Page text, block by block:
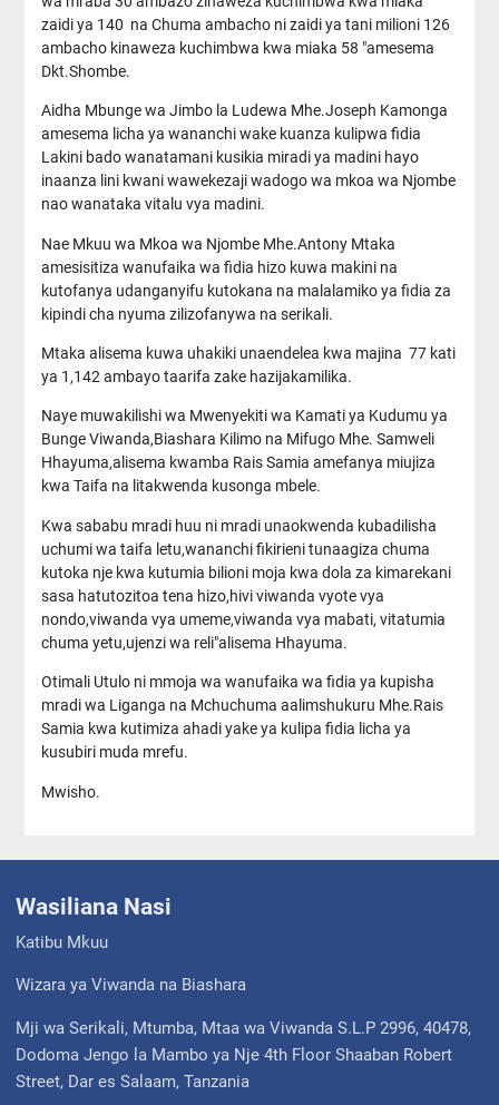
zaidi ya 140 na Chuma ambacho ni zaidi ya tani milioni 126
ambacho kinaweza kuchimbwa kwa miaka 58 "amesema
Dkt.Shombe.
Aidha Mbunge wa Jimbo la Ludewa Mhe.Joseph Kamonga
amesema licha ya wananchi wake kuanza kulipwa fidia
Lakini bado wanatamani kusikia miradi ya madini hayo
inaanza lini kwani wawekezaji wadogo wa mkoa wa Njombe
nao wanataka vitalu vya madini.
Nae Mkuu wa Mkoa wa Njombe Mhe.Antony Mtaka
amesisitiza wanufaika wa fidia hizo kuwa makini na
kutofanya udanganyifu kutokana na malalamiko ya fidia za
kipindi cha nyuma zilizofanywa na serikali.
Mtaka alisema kuwa uhakiki unaendelea kwa majina 77 kati
ya 1,142 ambayo taarifa zake hazijakamilika.
Naye muwakilishi wa Mwenyekiti wa Kamati ya Kudumu ya
Bunge Viwanda,Biashara Kilimo na Mifugo Mhe. Samweli
Hhayuma,alisema kwamba Rais Samia amefanya miujiza
kwa Taifa na litakwenda kusonga mbele.
Kwa sababu mradi huu ni mradi unaokwenda kubadilisha
uchumi wa taifa letu,wananchi fikirieni tunaagiza chuma
kutoka nje kwa kutumia bilioni moja kwa dola za kimarekani
sasa hatutozitoa tena hizo,hivi viwanda vyote vya
nondo,viwanda vya umeme,viwanda vya mabati, vitatumia
chuma yetu,ujenzi wa reli"alisema Hhayuma.
Otimali Utulo ni mmoja wa wanufaika wa fidia ya kupisha
mradi wa Liganga na Mchuchuma aalimshukuru Mhe.Rais
Samia kwa kutimiza ahadi yake ya kulipa fidia licha ya
kusubiri muda mrefu.
Mwisho.
Wasiliana Nasi
Katibu Mkuu
Wizara ya Viwanda na Biashara
Mji wa Serikali, Mtumba, Mtaa wa Viwanda S.L.P 2996, 40478,
Dodoma Jengo la Mambo ya Nje 4th Floor Shaaban Robert
Street, Dar es Salaam, Tanzania